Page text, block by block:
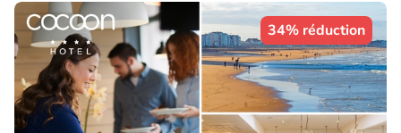
34% réduction